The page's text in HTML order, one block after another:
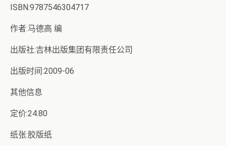
ISBN:9787546304717
作者:马德高 编
出版社:吉林出版集团有限责任公司
出版时间:2009-06
其他信息
定价:24.80
纸张:胶版纸